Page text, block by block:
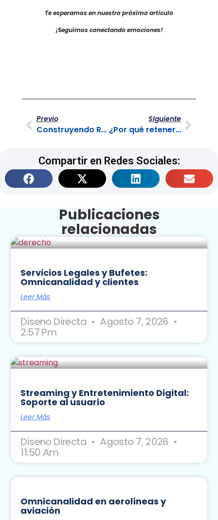
Te esperamos en nuestro próximo artículo
¡Seguimos conectando emociones!
Previo
Construyendo Relaciones Sólidas con los Clientes: Claves para el Éxito Empresarial
SIguiente
¿Por qué retener clientes es más importante que obtener nuevos?
Compartir en Redes Sociales:
Publicaciones
relacionadas
Servicios Legales y Bufetes:
Omnicanalidad y clientes
Leer Más
Diseno Directa Agosto 7, 2026
2:57 Pm
Streaming y Entretenimiento Digital:
Soporte al usuario
Leer Más
Diseno Directa Agosto 7, 2026
11:50 Am
Omnicanalidad en aerolíneas y
aviación